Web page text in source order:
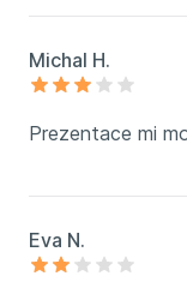
Michal H.
Prezentace mi
Eva N.